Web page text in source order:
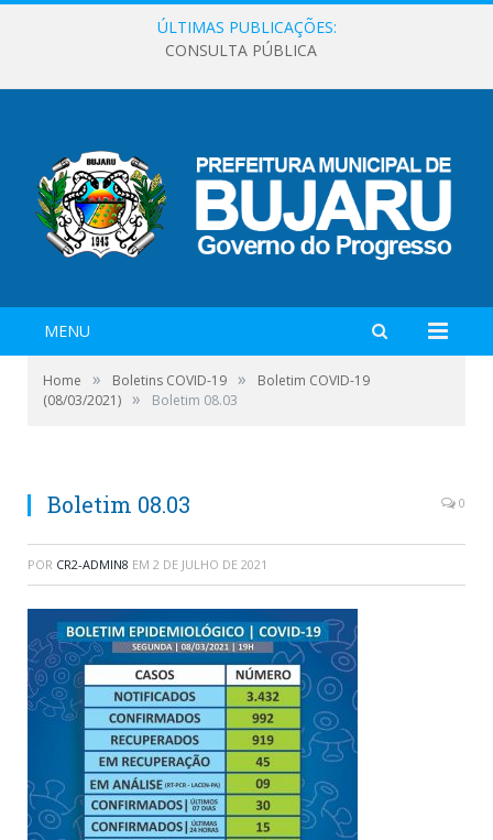
ÚLTIMAS PUBLICAÇÕES:
CONSULTA PÚBLICA
MENU
Home » Boletins COVID-19 »
Boletim COVID-19
(08/03/2021) » Boletim 08.03
Boletim 08.03 0
POR CR2-ADMIN8 EM 2 DE JULHO DE 2021